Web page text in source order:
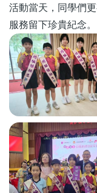
活動當天，同學們
服務留下珍貴紀念。